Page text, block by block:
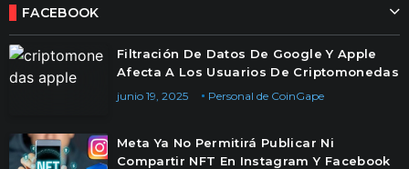
FACEBOOK
Filtración De Datos De Google Y Apple
Afecta A Los Usuarios De Criptomonedas
Personal de CoinGape
junio 19, 2025
Meta Ya No Permitirá Publicar Ni
Compartir NFT En Instagram Y Facebook